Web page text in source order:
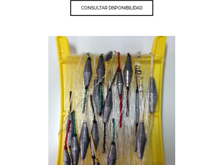
CONSULTAR DISPONIBILIDAD